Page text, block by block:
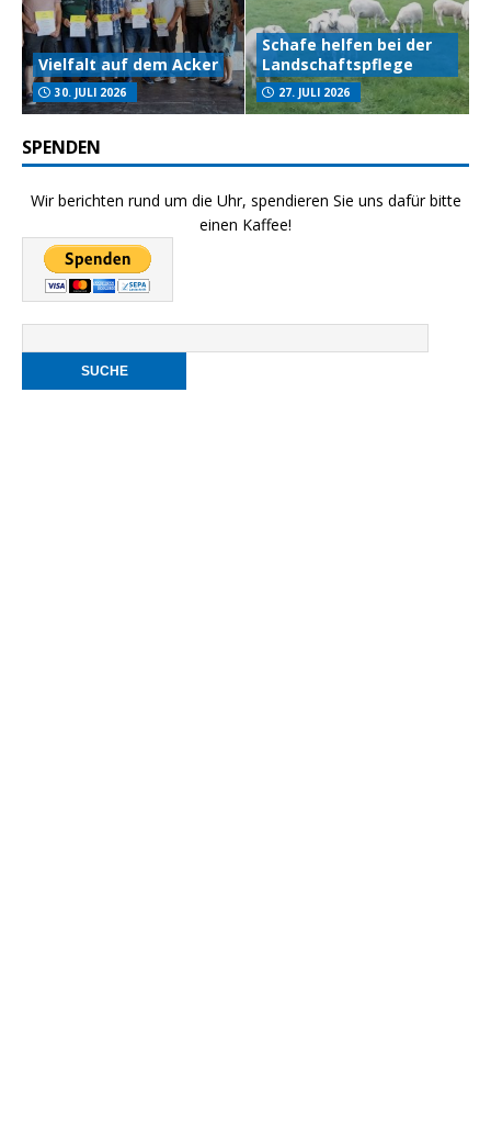
Vielfalt auf dem Acker
30. JULI 2026
Schafe helfen bei der
Landschaftspflege
27. JULI 2026
SPENDEN
Wir berichten rund um die Uhr, spendieren Sie uns dafür bitte
einen Kaffee!